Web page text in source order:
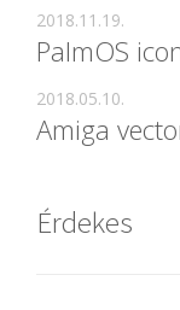
PalmOS
2018.11.19.
Amiga
2018.05.10.
Érdekes